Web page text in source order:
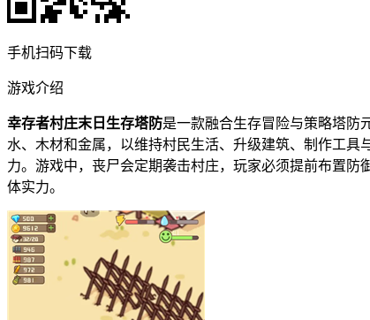
手机扫码下载
游戏介绍
幸存者村庄末日生存塔防是一款融合生存冒险与策略塔防
水、木材和金属，以维持村民生活、升级建筑、制作工
力。游戏中，丧尸会定期袭击村庄，玩家必须提前布置
体实力。